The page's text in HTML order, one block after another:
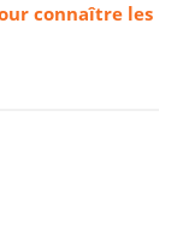
connaître les